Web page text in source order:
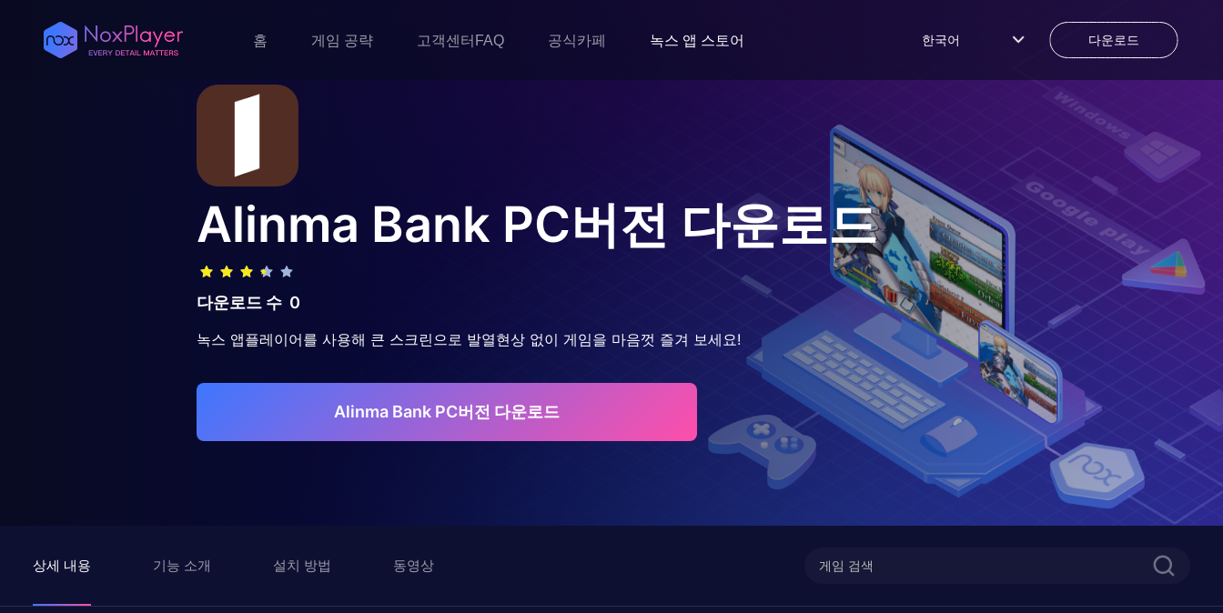
홈 게임 공략 고객센터FAQ 공식카페 녹스 앱 스토어 한국어 다운로드
Alinma Bank PC버전 다운로드
다운로드 수 0
녹스 앱플레이어를 사용해 큰 스크린으로 발열현상 없이 게임을 마음껏 즐겨 보세요!
Alinma Bank PC버전 다운로드
상세 내용 기능 소개 설치 방법 동영상